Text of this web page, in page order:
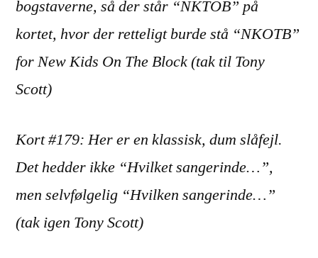
bogstaverne, så der står “NKTOB” på
kortet, hvor der retteligt burde stå “NKOTB”
for New Kids On The Block (tak til Tony
Scott)
Kort #179: Her er en klassisk, dum slåfejl.
Det hedder ikke “Hvilket sangerinde…”,
men selvfølgelig “Hvilken sangerinde…”
(tak igen Tony Scott)